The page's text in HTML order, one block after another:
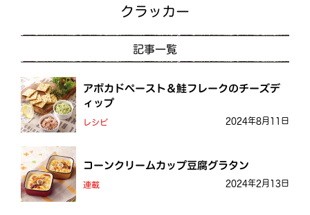
クラッカー
記事一覧
アボカドペースト＆鮭フレークのチーズデ
ィップ
レシピ 2024年8月11日
コーンクリームカップ豆腐グラタン
連載 2024年2月13日